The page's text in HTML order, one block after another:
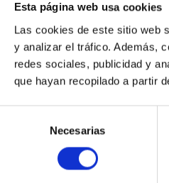
Esta página web usa cookies
Las cookies de este sitio web
y analizar el tráfico. Además,
redes sociales, publicidad y
que hayan recopilado a partir
consentimiento
Necesarias
found.
you